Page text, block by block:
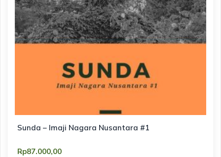
Sunda – Imaji Nagara Nusantara #1
Rp87.000,00